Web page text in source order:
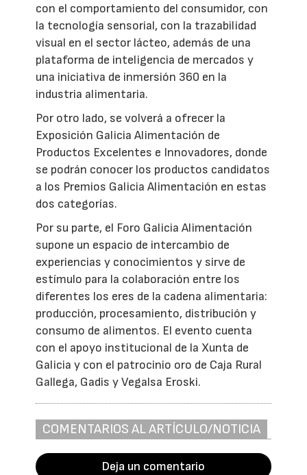
con el comportamiento del consumidor, con
la tecnología sensorial, con la trazabilidad
visual en el sector lácteo, además de una
plataforma de inteligencia de mercados y
una iniciativa de inmersión 360 en la
industria alimentaria.
Por otro lado, se volverá a ofrecer la
Exposición Galicia Alimentación de
Productos Excelentes e Innovadores, donde
se podrán conocer los productos candidatos
a los Premios Galicia Alimentación en estas
dos categorías.
Por su parte, el Foro Galicia Alimentación
supone un espacio de intercambio de
experiencias y conocimientos y sirve de
estímulo para la colaboración entre los
diferentes los eres de la cadena alimentaria:
producción, procesamiento, distribución y
consumo de alimentos. El evento cuenta
con el apoyo institucional de la Xunta de
Galicia y con el patrocinio oro de Caja Rural
Gallega, Gadis y Vegalsa Eroski.
COMENTARIOS AL ARTÍCULO/NOTICIA
Deja un comentario